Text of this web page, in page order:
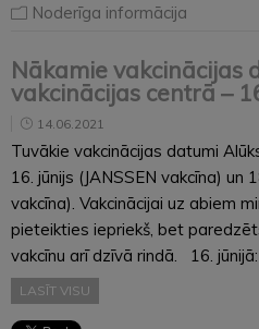
Noderīga informācija
Nākamie vakcinācijas
vakcinācijas centrā –
14.06.2021
Tuvākie vakcinācijas datumi
16. jūnijs (JANSSEN vakcīna) un
vakcīna). Vakcinācijai uz abiem
pieteikties iepriekš, bet
vakcīnu arī dzīvā rindā. 16.
LASĪT VISU